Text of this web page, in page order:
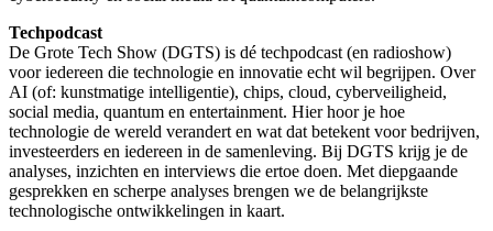
Techpodcast
De Grote Tech Show (DGTS) is dé techpodcast (en radioshow)
voor iedereen die technologie en innovatie echt wil begrijpen. Over
AI (of: kunstmatige intelligentie), chips, cloud, cyberveiligheid,
social media, quantum en entertainment. Hier hoor je hoe
technologie de wereld verandert en wat dat betekent voor bedrijven,
investeerders en iedereen in de samenleving. Bij DGTS krijg je de
analyses, inzichten en interviews die ertoe doen. Met diepgaande
gesprekken en scherpe analyses brengen we de belangrijkste
technologische ontwikkelingen in kaart.